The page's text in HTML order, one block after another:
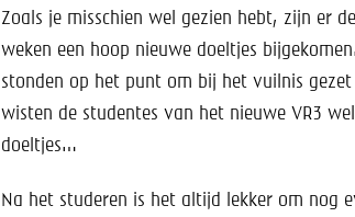
Zoals je misschien wel gezien hebt, zijn er
weken een hoop nieuwe doeltjes
stonden op het punt om bij het vuilnis
wisten de studentes van het nieuwe VR3
doeltjes…
Na het studeren is het altijd lekker om nog